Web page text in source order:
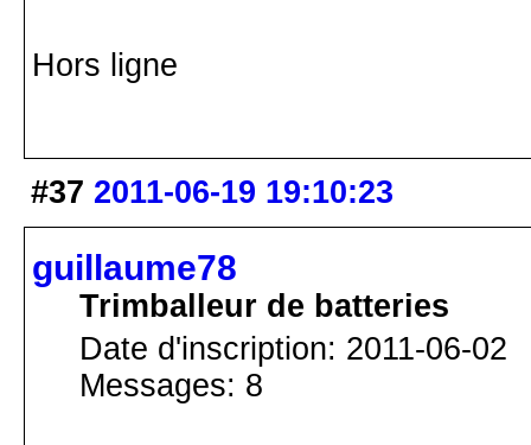
Hors ligne
#37 2011-06-19 19:10:23
guillaume78
Trimballeur de batteries
Date d'inscription: 2011-06-02
Messages: 8